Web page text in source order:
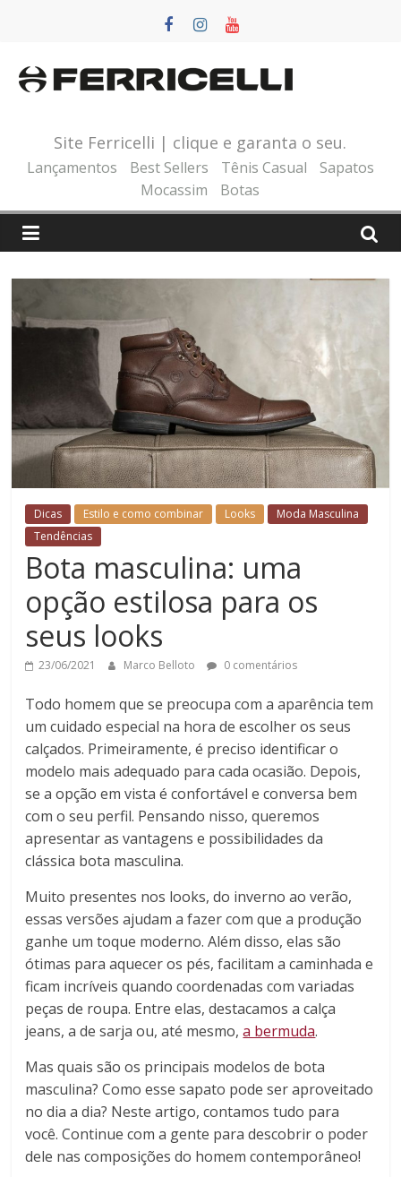
conteúdo
Site Ferricelli | clique e garanta o seu.
Lançamentos Best Sellers Tênis Casual
Sapatos
Mocassim
Botas
Dicas Estilo e como combinar Looks
Moda Masculina
Tendências
Bota masculina: uma
opção estilosa para os
seus looks
23/06/2021 Marco Belloto 0 comentários
Todo homem que se preocupa com a aparência tem
um cuidado especial na hora de escolher os seus
calçados. Primeiramente, é preciso identificar o
modelo mais adequado para cada ocasião. Depois,
se a opção em vista é confortável e conversa bem
com o seu perfil. Pensando nisso, queremos
apresentar as vantagens e possibilidades da
clássica bota masculina.
Muito presentes nos looks, do inverno ao verão,
essas versões ajudam a fazer com que a produção
ganhe um toque moderno. Além disso, elas são
ótimas para aquecer os pés, facilitam a caminhada e
ficam incríveis quando coordenadas com variadas
peças de roupa. Entre elas, destacamos a calça
jeans, a de sarja ou, até mesmo,a bermuda.
Mas quais são os principais modelos de bota
masculina? Como esse sapato pode ser aproveitado
no dia a dia? Neste artigo, contamos tudo para
você. Continue com a gente para descobrir o poder
dele nas composições do homem contemporâneo!